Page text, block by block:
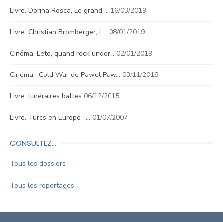
Livre. Dorina Roşca, Le grand … 16/03/2019
Livre. Christian Bromberger, L… 08/01/2019
Cinéma. Leto, quand rock under… 02/01/2019
Cinéma : Cold War de Paweł Paw… 03/11/2018
Livre. Itinéraires baltes 06/12/2015
Livre. Turcs en Europe –… 01/07/2007
CONSULTEZ…
Tous les dossiers
Tous les reportages